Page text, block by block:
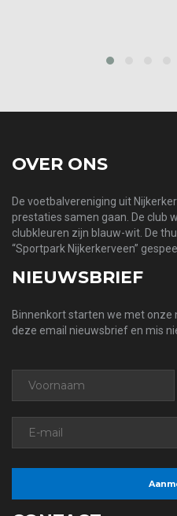
OVER ONS
De voetbalvereniging uit
prestaties samen gaan. De club
clubkleuren zijn blauw-wit. De
“Sportpark Nijkerkerveen”
NIEUWSBRIEF
Binnenkort starten we met onze
deze email nieuwsbrief en mis